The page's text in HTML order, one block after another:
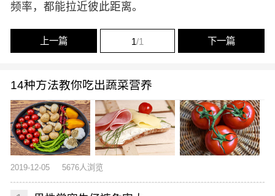
频率，都能拉近彼此距离。
上一篇 1/1 下一篇
14种方法教你吃出蔬菜营养
2019-12-05 5676人浏览